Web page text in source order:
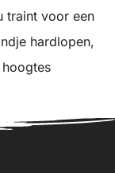
traint voor een
hardlopen,